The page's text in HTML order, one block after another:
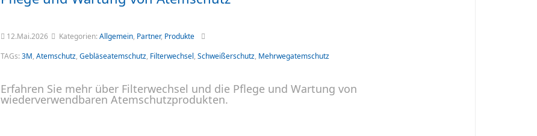
12.Mai.2026 Kategorien:Allgemein, Partner, Produkte
TAGs:3M, Atemschutz, Gebläseatemschutz, Filterwechsel, Schweißerschutz, Mehrwegatemschutz
Erfahren Sie mehr über Filterwechsel und die Pflege und Wartung von
wiederverwendbaren Atemschutzprodukten.